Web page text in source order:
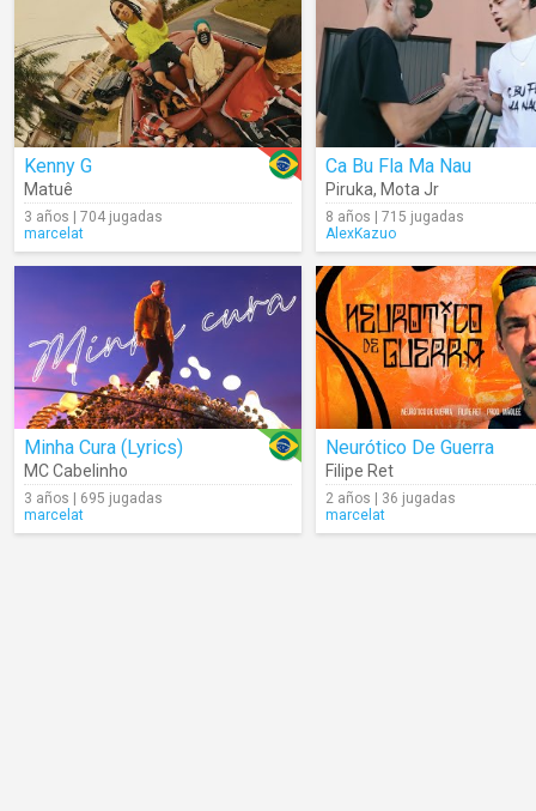
Kenny G
Matuê
3 años | 704 jugadas
marcelat
Ca Bu Fla Ma Nau
Piruka, Mota Jr
8 años | 715 jugadas
AlexKazuo
Minha Cura (Lyrics)
MC Cabelinho
3 años | 695 jugadas
marcelat
Neurótico De Guerra
Filipe Ret
2 años | 36 jugadas
marcelat